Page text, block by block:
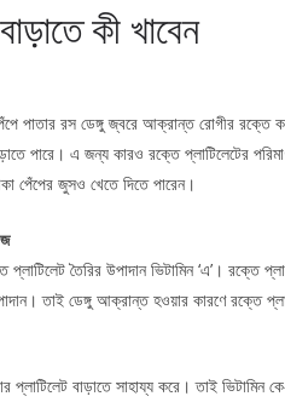
কী খাবেন
পাতার রস ডেঙ্গু জ্বরে আক্রান্ত রোগীর রক্তে
পারে। এ জন্য কারও রক্তে প্লাটিলেটের
পেঁপের জুসও খেতে দিতে পারেন।
প্লাটিলেট তৈরির উপাদান ভিটামিন ‘এ’। রক্তে
তাই ডেঙ্গু আক্রান্ত হওয়ার কারণে রক্তে
প্লাটিলেট বাড়াতে সাহায্য করে। তাই